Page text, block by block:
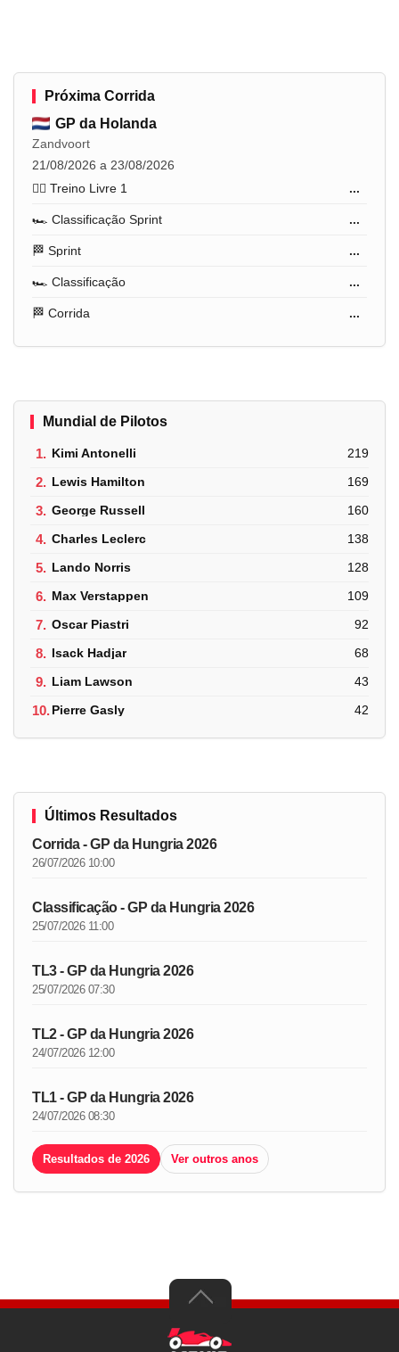
Próxima Corrida
GP da Holanda
Zandvoort
21/08/2026 a 23/08/2026
🏋️‍♂️ Treino Livre 1
...
🏎️ Classificação Sprint ...
🏁 Sprint ...
🏎️ Classificação ...
🏁 Corrida ...
Mundial de Pilotos
1. Kimi Antonelli 219
2. Lewis Hamilton 169
3. George Russell 160
4. Charles Leclerc 138
5. Lando Norris 128
6. Max Verstappen 109
7. Oscar Piastri 92
8. Isack Hadjar 68
9. Liam Lawson 43
10.Pierre Gasly 42
Últimos Resultados
Corrida - GP da Hungria 2026
26/07/2026 10:00
Classificação - GP da Hungria 2026
25/07/2026 11:00
TL3 - GP da Hungria 2026
25/07/2026 07:30
TL2 - GP da Hungria 2026
24/07/2026 12:00
TL1 - GP da Hungria 2026
24/07/2026 08:30
Resultados de 2026 Ver outros anos